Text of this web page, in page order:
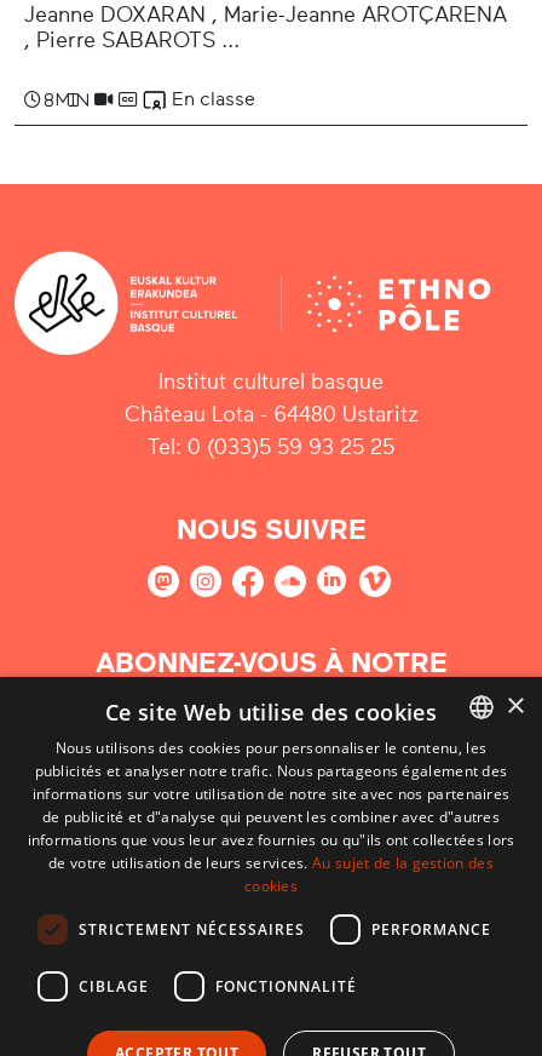
Jeanne DOXARAN , Marie-­Jeanne AROTÇARENA
, Pierre SABAROTS ...
8 min En classe
Institut culturel basque
Château Lota - 64480 Ustaritz
Tel: 0 (033)5 59 93 25 25
NOUS SUIVRE
ABONNEZ-VOUS À NOTRE
NEWSLETTER
S'abonner
BASQUE
FRENCH
×
Ce site Web utilise des cookies
Nous utilisons des cookies pour personnaliser le contenu, les
publicités et analyser notre trafic. Nous partageons également des
informations sur votre utilisation de notre site avec nos partenaires
de publicité et d"analyse qui peuvent les combiner avec d"autres
informations que vous leur avez fournies ou qu"ils ont collectées lors
de votre utilisation de leurs services.Au sujet de la gestion des
cookies
STRICTEMENT NÉCESSAIRES PERFORMANCE
CIBLAGE FONCTIONNALITÉ